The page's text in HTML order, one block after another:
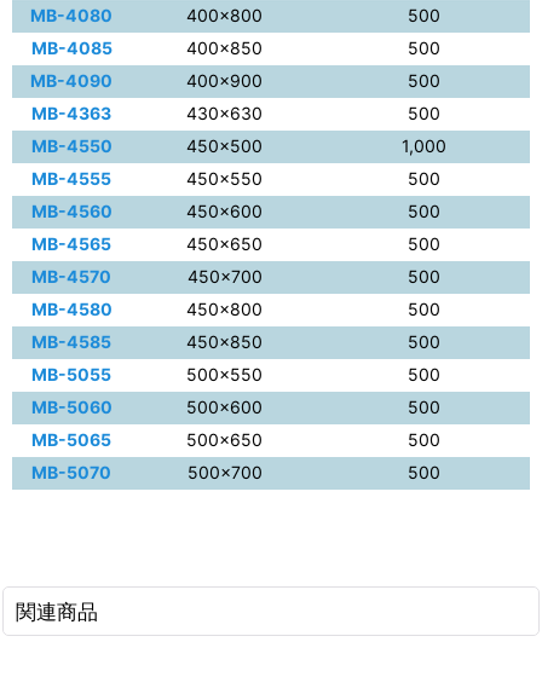
MB-4080
400×800
500
MB-4085
400×850
500
MB-4090
400×900
500
MB-4363
430×630
500
MB-4550
450×500
1,000
MB-4555
450×550
500
MB-4560
450×600
500
MB-4565
450×650
500
MB-4570
450×700
500
MB-4580
450×800
500
MB-4585
450×850
500
MB-5055
500×550
500
MB-5060
500×600
500
MB-5065
500×650
500
MB-5070
500×700 500
関連商品